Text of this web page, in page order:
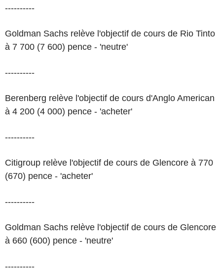
----------
Goldman Sachs relève l'objectif de cours de Rio Tinto
à 7 700 (7 600) pence - 'neutre'
----------
Berenberg relève l'objectif de cours d'Anglo American
à 4 200 (4 000) pence - 'acheter'
----------
Citigroup relève l'objectif de cours de Glencore à 770
(670) pence - 'acheter'
----------
Goldman Sachs relève l'objectif de cours de Glencore
à 660 (600) pence - 'neutre'
----------